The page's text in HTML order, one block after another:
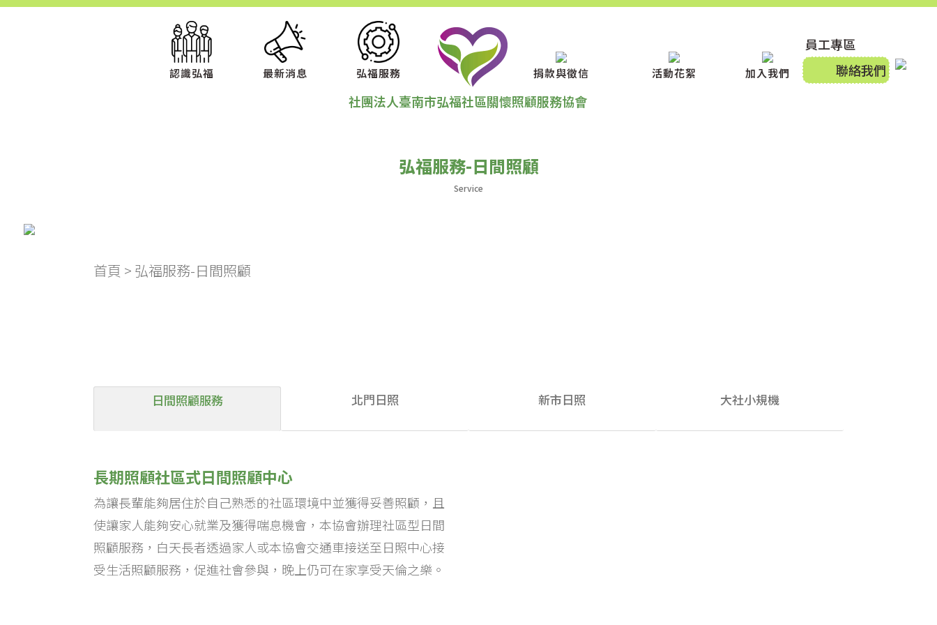
認識弘福 最新消息 弘福服務 捐款與徵信 活動花絮 加入我們
社團法人臺南市弘福社區關懷照顧服務協會
員工專區
聯絡我們
弘福服務-日間照顧
Service
首頁 > 弘福服務-日間照顧
日間照顧服務 北門日照 新市日照 大社小規機
長期照顧社區式日間照顧中心
為讓長輩能夠居住於自己熟悉的社區環境中並獲得妥善照顧，且
使讓家人能夠安心就業及獲得喘息機會，本協會辦理社區型日間
照顧服務，白天長者透過家人或本協會交通車接送至日照中心接
受生活照顧服務，促進社會參與，晚上仍可在家享受天倫之樂。